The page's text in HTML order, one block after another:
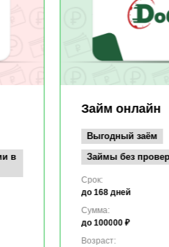
в
Займ онлайн
Выгодный заём
Займы без
Срок:
до 168 дней
Сумма:
до 100000 ₽
Возраст: